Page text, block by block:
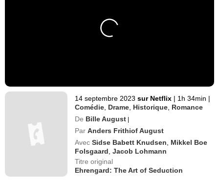
14 septembre 2023 sur Netflix | 1h 34min |
Comédie Drame Historique Romance
De Bille August |
Par Anders Frithiof August
Avec Sidse Babett Knudsen
Mikkel Boe
Folsgaard ,Jacob Lohmann
Titre original
Ehrengard: The Art of Seduction